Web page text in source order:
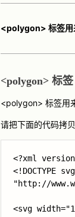
<polygon> 标签用
<polygon> 标签
<polygon> 标签用
请把下面的代码拷
<?xml
<!DOCTYPE
"http://
<svg